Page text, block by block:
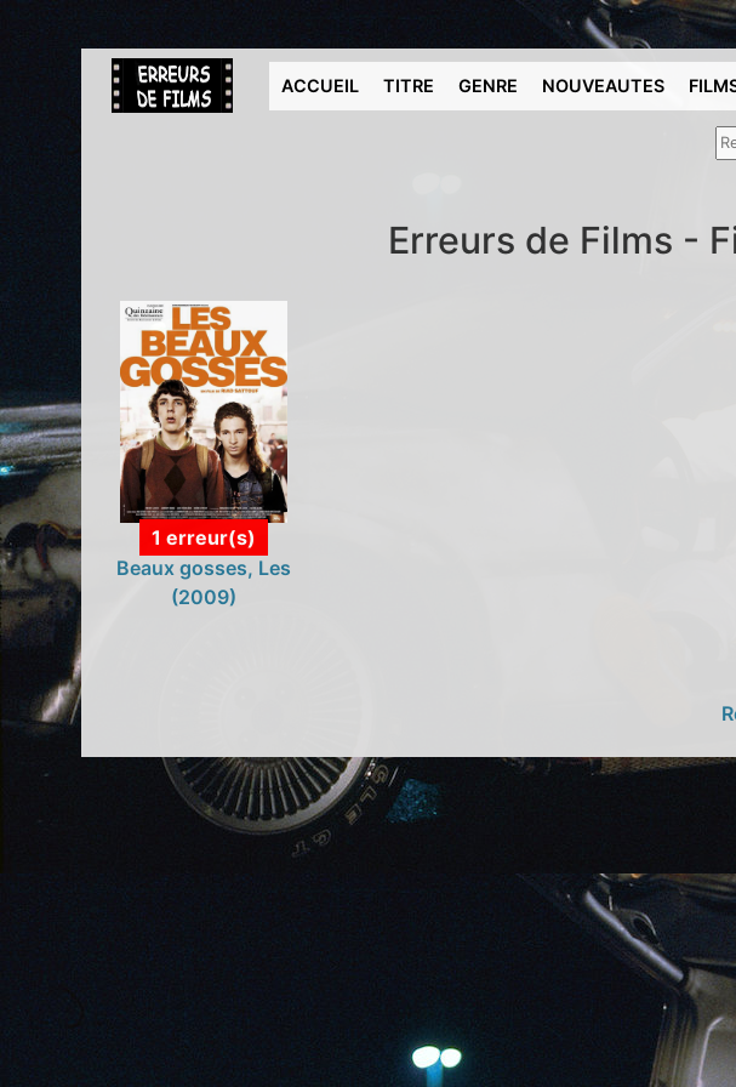
ACCUEIL TITRE GENRE NOUVEAUTES
Erreurs de Films -
1 erreur(s)
Beaux gosses, Les
(2009)